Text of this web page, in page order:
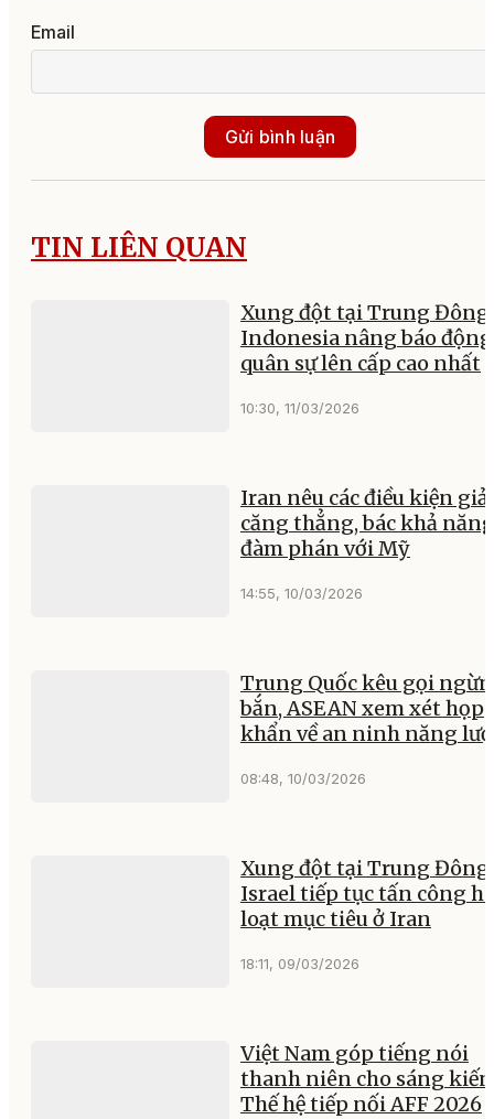
Email
Gửi bình luận
TIN LIÊN QUAN
Xung đột tại Trung Đông:
Indonesia nâng báo động
quân sự lên cấp cao nhất
10:30, 11/03/2026
Iran nêu các điều kiện
căng thẳng, bác khả năng
đàm phán với Mỹ
14:55, 10/03/2026
Trung Quốc kêu gọi
bắn, ASEAN xem xét họp
khẩn về an ninh năng
08:48, 10/03/2026
Xung đột tại Trung Đông:
Israel tiếp tục tấn công
loạt mục tiêu ở Iran
18:11, 09/03/2026
Việt Nam góp tiếng nói
thanh niên cho sáng kiến
Thế hệ tiếp nối AFF 2026